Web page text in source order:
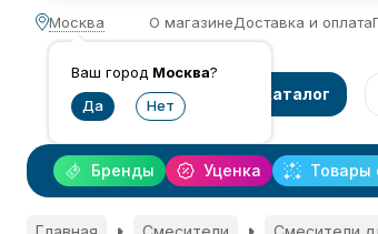
Москва
Ваш город Москва?
О магазинеДоставка и оплата
Каталог
Уценка Товары
Бренды